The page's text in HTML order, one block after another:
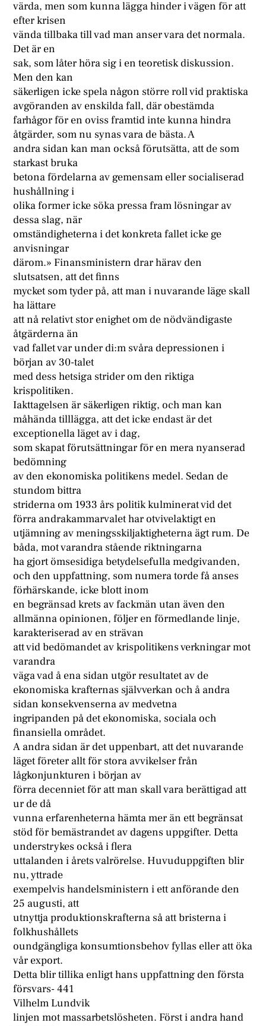
värda, men som kunna lägga hinder i vägen för att
efter krisen
vända tillbaka till vad man anser vara det normala.
Det är en
sak, som låter höra sig i en teoretisk diskussion.
Men den kan
säkerligen icke spela någon större roll vid praktiska
avgöranden av enskilda fall, där obestämda
farhågor för en oviss framtid inte kunna hindra
åtgärder, som nu synas vara de bästa. A
andra sidan kan man också förutsätta, att de som
starkast bruka
betona fördelarna av gemensam eller socialiserad
hushållning i
olika former icke söka pressa fram lösningar av
dessa slag, när
omständigheterna i det konkreta fallet icke ge
anvisningar
därom.» Finansministern drar härav den
slutsatsen, att det finns
mycket som tyder på, att man i nuvarande läge skall
ha lättare
att nå relativt stor enighet om de nödvändigaste
åtgärderna än
vad fallet var under di:m svåra depressionen i
början av 30-talet
med dess hetsiga strider om den riktiga
krispolitiken.
Iakttagelsen är säkerligen riktig, och man kan
måhända tilllägga, att det icke endast är det
exceptionella läget av i dag,
som skapat förutsättningar för en mera nyanserad
bedömning
av den ekonomiska politikens medel. Sedan de
stundom bittra
striderna om 1933 års politik kulminerat vid det
förra andrakammarvalet har otvivelaktigt en
utjämning av meningsskiljaktigheterna ägt rum. De
båda, mot varandra stående riktningarna
ha gjort ömsesidiga betydelsefulla medgivanden,
och den uppfattning, som numera torde få anses
förhärskande, icke blott inom
en begränsad krets av fackmän utan även den
allmänna opinionen, följer en förmedlande linje,
karakteriserad av en strävan
att vid bedömandet av krispolitikens verkningar mot
varandra
väga vad å ena sidan utgör resultatet av de
ekonomiska krafternas självverkan och å andra
sidan konsekvenserna av medvetna
ingripanden på det ekonomiska, sociala och
finansiella området.
A andra sidan är det uppenbart, att det nuvarande
läget företer allt för stora avvikelser från
lågkonjunkturen i början av
förra decenniet för att man skall vara berättigad att
ur de då
vunna erfarenheterna hämta mer än ett begränsat
stöd för bemästrandet av dagens uppgifter. Detta
understrykes också i flera
uttalanden i årets valrörelse. Huvuduppgiften blir
nu, yttrade
exempelvis handelsministern i ett anförande den
25 augusti, att
utnyttja produktionskrafterna så att bristerna i
folkhushållets
oundgängliga konsumtionsbehov fyllas eller att öka
vår export.
Detta blir tillika enligt hans uppfattning den första
försvars- 441
Vilhelm Lundvik
linjen mot massarbetslösheten. Först i andra hand